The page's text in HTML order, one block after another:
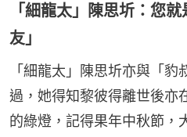
「細龍太」陳思圻：您
友」
「細龍太」陳思圻亦與「
過，她得知黎彼得離世後亦
的綠燈，記得果年中秋節，